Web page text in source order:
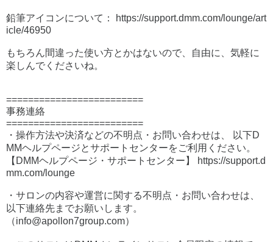
鉛筆アイコンについて： https://support.dmm.com/lounge/art
icle/46950
もちろん間違った使い方とかはないので、自由に、気軽に
楽しんでくださいね。
=========================
事務連絡
=========================
・操作方法や決済などの不明点・お問い合わせは、 以下D
MMヘルプページとサポートセンターをご利用ください。
【DMMヘルプページ・サポートセンター】 https://support.d
mm.com/lounge
・サロンの内容や運営に関する不明点・お問い合わせは、
以下連絡先までお願いします。
（info@apollon7group.com）